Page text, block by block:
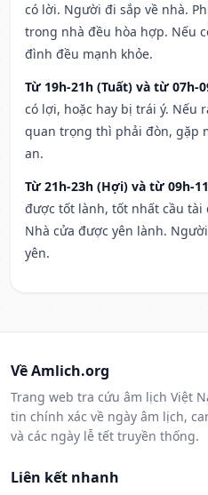
có lời. Người đi sắp về nhà.
trong nhà đều hòa hợp. Nếu
đình đều mạnh khỏe.
Từ 19h-21h (Tuất) và từ 07h-
có lợi, hoặc hay bị trái ý. Nếu
quan trọng thì phải đòn, gặp
an.
Từ 21h-23h (Hợi) và từ 09h-
được tốt lành, tốt nhất cầu tài
Nhà cửa được yên lành.
yên.
Về Amlich.org
Trang web tra cứu âm lịch Việt
tin chính xác về ngày âm lịch,
và các ngày lễ tết truyền thống.
Liên kết nhanh